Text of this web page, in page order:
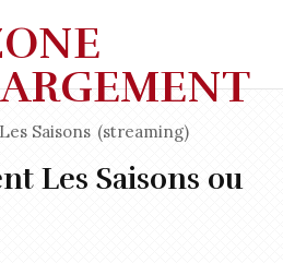
Les Saisons (streaming)
Les Saisons ou